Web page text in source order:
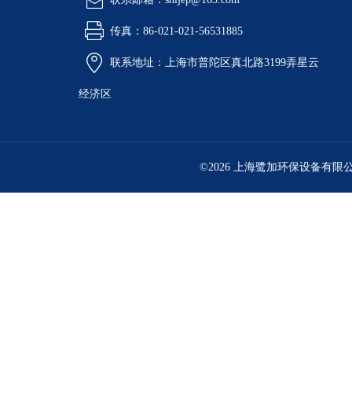
传真：86-021-021-56531885
联系地址：上海市普陀区真北路3199弄星云
经济区
©2026 上海鹭加环保设备有限